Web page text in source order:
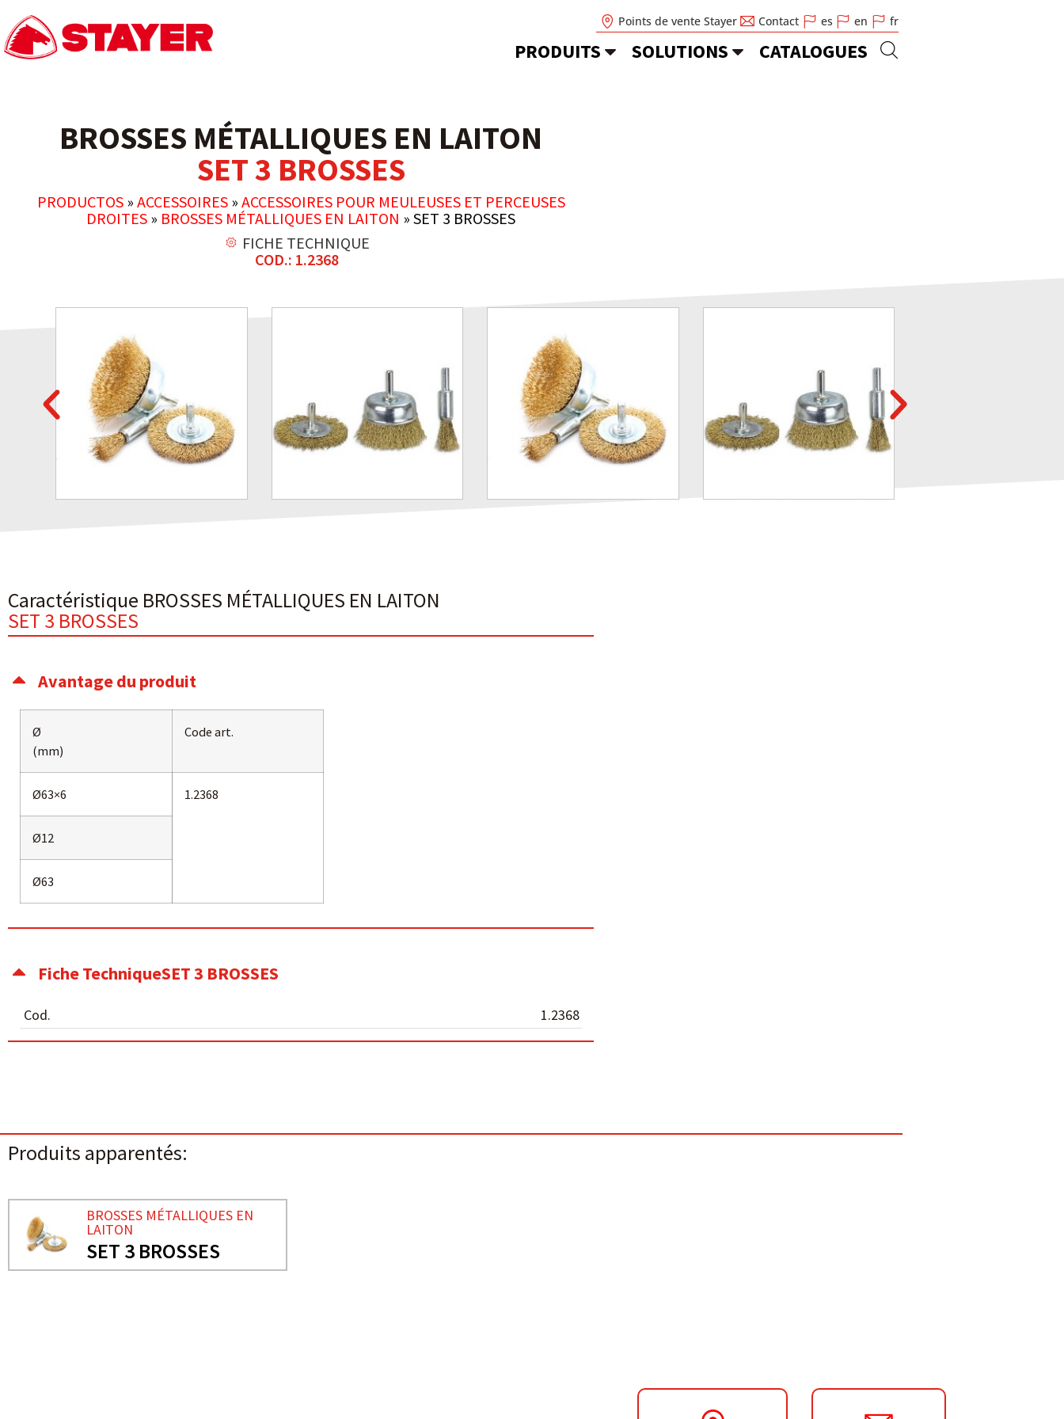
Points de vente Stayer Contact es en fr
PRODUITS SOLUTIONS CATALOGUES
BROSSES MÉTALLIQUES EN LAITON
SET 3 BROSSES
PRODUCTOS» ACCESSOIRES» ACCESSOIRES POUR MEULEUSES ET PERCEUSES
DROITES » BROSSES MÉTALLIQUES EN LAITON » SET 3 BROSSES
FICHE TECHNIQUE
COD.: 1.2368
Caractéristique BROSSES MÉTALLIQUES EN LAITON
SET 3 BROSSES
Avantage du produit
Ø
(mm)
Code art.
Ø63×6 1.2368
Ø12
Ø63
Fiche TechniqueSET 3 BROSSES
Cod. 1.2368
Produits apparentés:
BROSSES MÉTALLIQUES EN
LAITON
SET 3 BROSSES